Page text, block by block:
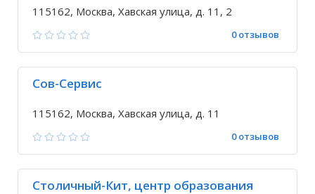
115162, Москва, Хавская улица, д. 11, 2
0 отзывов
Сов-Сервис
115162, Москва, Хавская улица, д. 11
0 отзывов
Столичный-Кит, центр образования